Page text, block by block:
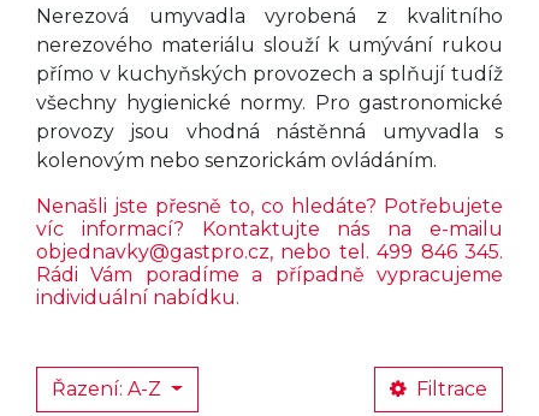
Nerezová umyvadla vyrobená z kvalitního
nerezového materiálu slouží k umývání rukou
přímo v kuchyňských provozech a splňují tudíž
všechny hygienické normy. Pro gastronomické
provozy jsou vhodná nástěnná umyvadla s
kolenovým nebo senzorickám ovládáním.
Nenašli jste přesně to, co hledáte? Potřebujete
víc informací? Kontaktujte nás na e-mailu
objednavky@gastpro.cz, nebo tel. 499 846 345.
Rádi Vám poradíme a případně vypracujeme
individuální nabídku.
Řazení: A-Z Filtrace